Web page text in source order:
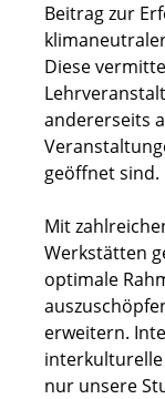
Beitrag zur
Diese
andererseits
geöffnet sind.
Mit
Werkstätten
optimale
erweitern.
nur unsere